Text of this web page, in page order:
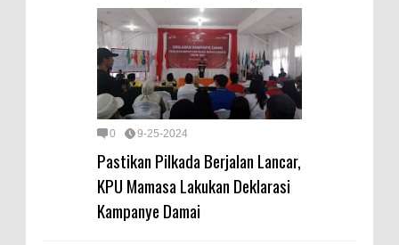
0 9-25-2024
Pastikan Pilkada Berjalan Lancar,
KPU Mamasa Lakukan Deklarasi
Kampanye Damai